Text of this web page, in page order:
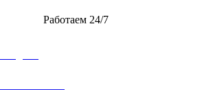
Работаем 24/7